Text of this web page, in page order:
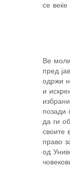
се веќе
Ве
пред
одржи
и
позади
да ги
своите
право
од